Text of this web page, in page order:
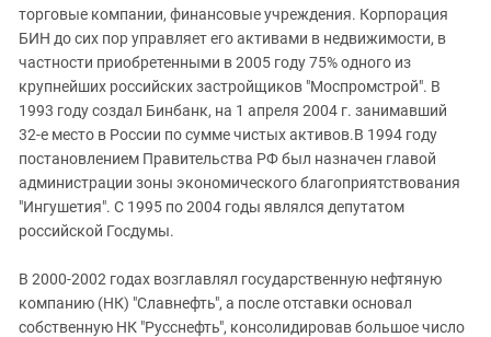
Южная Осетия
Южный Кавказ
ЮФО
торговые компании, финансовые учреждения. Корпорация
БИН до сих пор управляет его активами в недвижимости, в
частности приобретенными в 2005 году 75% одного из
крупнейших российских застройщиков "Моспромстрой". В
1993 году создал Бинбанк, на 1 апреля 2004 г. занимавший
32-е место в России по сумме чистых активов.В 1994 году
постановлением Правительства РФ был назначен главой
администрации зоны экономического благоприятствования
"Ингушетия". С 1995 по 2004 годы являлся депутатом
российской Госдумы.
В 2000-2002 годах возглавлял государственную нефтяную
компанию (НК) "Славнефть", а после отставки основал
собственную НК "Русснефть", консолидировав большое число